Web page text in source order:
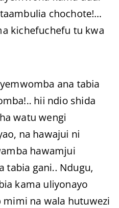
chochote!…
kichefuchefu tu kwa
ana tabia
hii ndio shida
watu wengi
na hawajui ni
hawamjui
tabia gani.. Ndugu,
kama uliyonayo
na wala hutuwezi